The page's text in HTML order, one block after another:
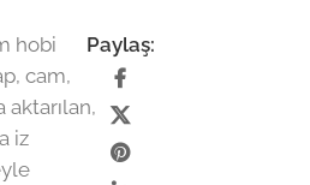
hobi
cam,
aktarılan,
iz
Paylaş: